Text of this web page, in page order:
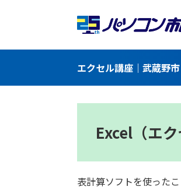
エクセル講座｜武蔵野
Excel（エ
表計算ソフトを使った